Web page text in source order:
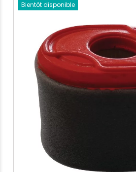
Bientôt disponible